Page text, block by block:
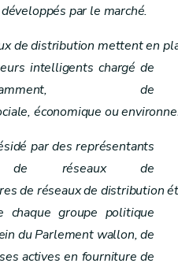
énergie (...)
par le marché.
de distribution mettent en
intelligents chargé de
de
économique ou
par des représentants
de réseaux de
de réseaux de distribution
chaque groupe politique
du Parlement wallon, de
actives en fourniture de